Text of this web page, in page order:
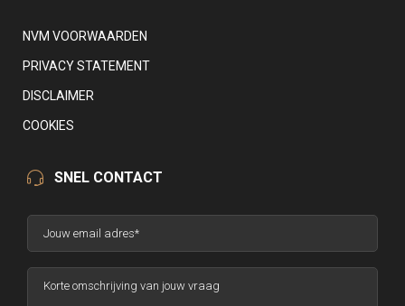
NVM VOORWAARDEN
PRIVACY STATEMENT
DISCLAIMER
COOKIES
SNEL CONTACT